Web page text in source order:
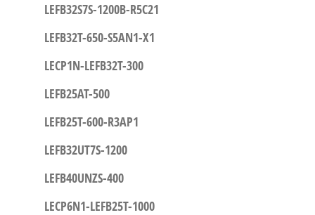
LEFB32S7S-1200B-R5C21
LEFB32T-650-S5AN1-X1
LECP1N-LEFB32T-300
LEFB25AT-500
LEFB25T-600-R3AP1
LEFB32UT7S-1200
LEFB40UNZS-400
LECP6N1-LEFB25T-1000